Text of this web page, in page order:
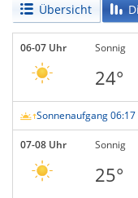
Übersicht
06-07 Uhr Sonnig
24°
Sonnenaufgang
07-08 Uhr Sonnig
25°